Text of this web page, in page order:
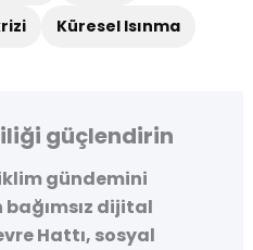
Küresel Isınma
güçlendirin
gündemini
dijital
Hattı, sosyal